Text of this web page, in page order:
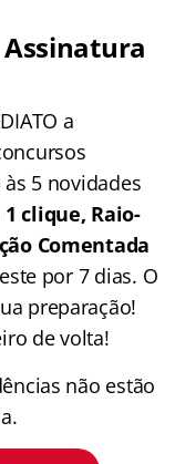
Assinatura
a
5 novidades
clique, Raio-
Comentada
por 7 dias. O
preparação!
de volta!
não estão